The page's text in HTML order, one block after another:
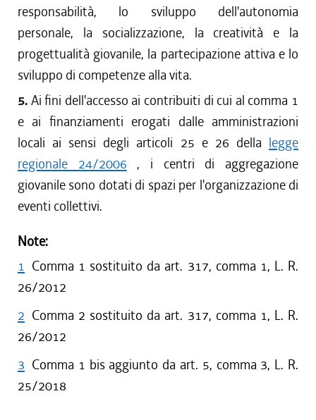
responsabilità, lo sviluppo dell'autonomia
personale, la socializzazione, la creatività e la
progettualità giovanile, la partecipazione attiva e lo
sviluppo di competenze alla vita.
5. Ai fini dell'accesso ai contribuiti di cui al comma 1
e ai finanziamenti erogati dalle amministrazioni
locali ai sensi degli articoli 25 e 26 della legge
regionale 24/2006 , i centri di aggregazione
giovanile sono dotati di spazi per l'organizzazione di
eventi collettivi.
Note:
1 Comma 1 sostituito da art. 317, comma 1, L. R.
26/2012
2 Comma 2 sostituito da art. 317, comma 1, L. R.
26/2012
3 Comma 1 bis aggiunto da art. 5, comma 3, L. R.
25/2018